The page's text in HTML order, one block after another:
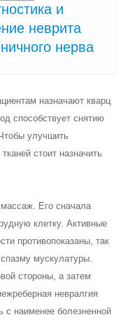
и
неврита
нерва
назначают кварц
способствует снятию
улучшить
стоит назначить
Его сначала
клетку. Активные
противопоказаны, так
мускулатуры.
стороны, а затем
невралгия
с наименее болезненной